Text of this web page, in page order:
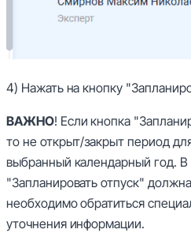
4) Нажать на кнопку
ВАЖНО! Если кнопка
то не открыт/закрыт период
выбранный календарный год. В
"Запланировать отпуск"
необходимо обратиться
уточнения информации.